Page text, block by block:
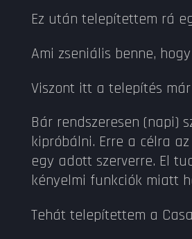
Ez után telepítettem rá
Ami zseniális benne,
Viszont itt a telepítés
Bár rendszeresen (napi)
kipróbálni. Erre a célra
egy adott szerverre. El
kényelmi funkciók miatt
Tehát telepítettem a